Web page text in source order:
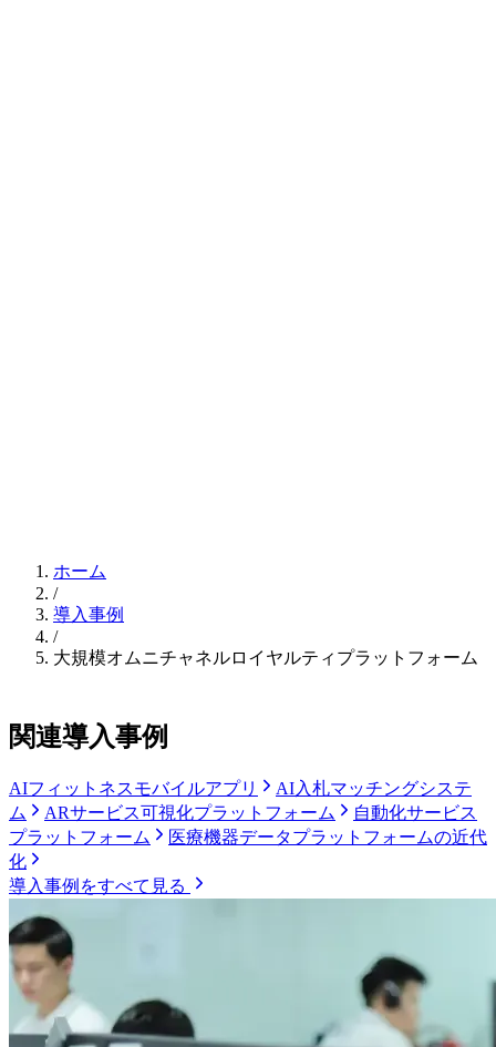
ホーム
/
導入事例
/
大規模オムニチャネルロイヤルティプラットフォーム
関連導入事例
AIフィットネスモバイルアプリ
AI入札マッチングシステ
ム
ARサービス可視化プラットフォーム
自動化サービス
プラットフォーム
医療機器データプラットフォームの近代
化
導入事例をすべて見る